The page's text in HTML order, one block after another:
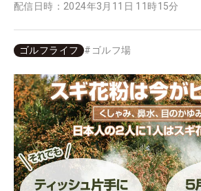
配信日時： 2024年3月11日 11時15分
ゴルフライフ # ゴルフ場